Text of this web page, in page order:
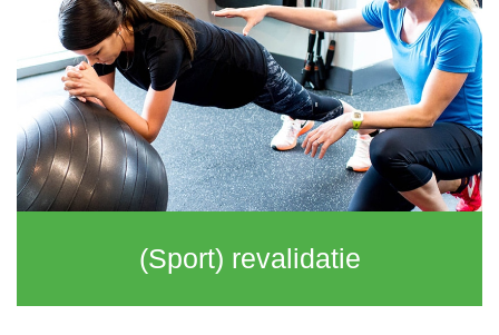
(Sport) revalidatie